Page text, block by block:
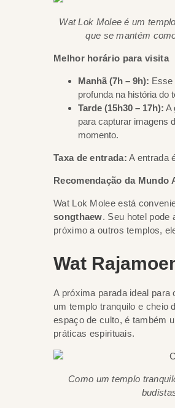
Wat Lok Molee é um
que se mantém
Melhor horário para visita
Manhã (7h – 9h): Esse
profunda na história do
Tarde (15h30 – 17h): A
para capturar imagens
momento.
Taxa de entrada: A entrada
Recomendação da Mundo
Wat Lok Molee está
songthaew. Seu hotel pode
próximo a outros templos,
Wat
A próxima parada ideal
um templo tranquilo e cheio
espaço de culto, é também
práticas espirituais.
Como um templo